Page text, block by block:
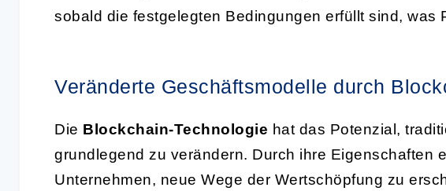
sobald die festgelegten Bedingungen erfüllt sind, was
Veränderte Geschäftsmodelle durch
Die Blockchain-Technologie hat das Potenzial,
grundlegend zu verändern. Durch ihre Eigenschaften
Unternehmen, neue Wege der Wertschöpfung zu